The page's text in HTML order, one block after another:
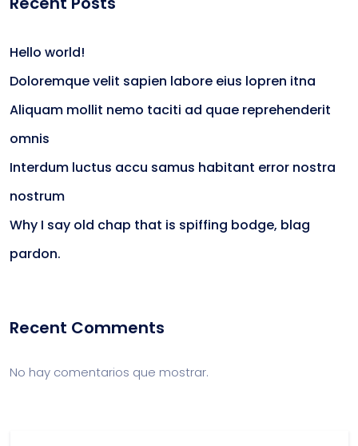
Hello world!
Doloremque velit sapien labore eius lopren itna
Aliquam mollit nemo taciti ad quae reprehenderit
omnis
Interdum luctus accu samus habitant error nostra
nostrum
Why I say old chap that is spiffing bodge, blag
pardon.
Recent Comments
No hay comentarios que mostrar.